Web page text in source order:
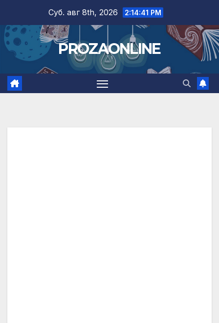
content
Суб. авг 8th, 2026 2:14:42 PM
PROZAONLINE